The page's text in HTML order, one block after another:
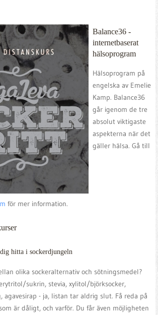
Balance36 -
internetbaserat
hälsoprogram
Hälsoprogram på
engelska av Emelie
Kamp. Balance36
går igenom de tre
absolut viktigaste
aspekterna när det
gäller hälsa. Gå till
för mer information.
hitta i sockerdjungeln
olika sockeralternativ och sötningsmedel?
sukrin, stevia, xylitol/björksocker,
agavesirap - ja, listan tar aldrig slut. Få reda på
är dåligt, och varför. Du får även möjligheten